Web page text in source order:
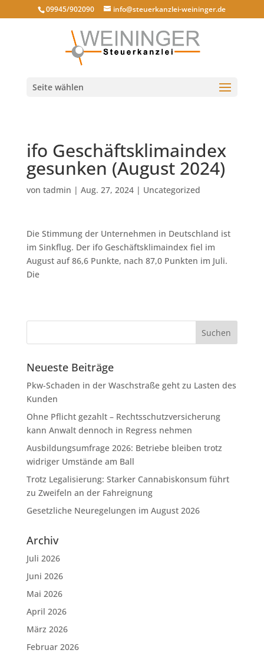
09945/902090 info@steuerkanzlei-weininger.de
Seite wählen
ifo Geschäftsklimaindex
gesunken (August 2024)
von tadmin | Aug. 27, 2024| Uncategorized
Die Stimmung der Unternehmen in Deutschland ist
im Sinkflug. Der ifo Geschäftsklimaindex fiel im
August auf 86,6 Punkte, nach 87,0 Punkten im Juli.
Die
Neueste Beiträge
Pkw-Schaden in der Waschstraße geht zu Lasten des
Kunden
Ohne Pflicht gezahlt – Rechtsschutzversicherung
kann Anwalt dennoch in Regress nehmen
Ausbildungsumfrage 2026: Betriebe bleiben trotz
widriger Umstände am Ball
Trotz Legalisierung: Starker Cannabiskonsum führt
zu Zweifeln an der Fahreignung
Gesetzliche Neuregelungen im August 2026
Archiv
Juli 2026
Juni 2026
Mai 2026
April 2026
März 2026
Februar 2026